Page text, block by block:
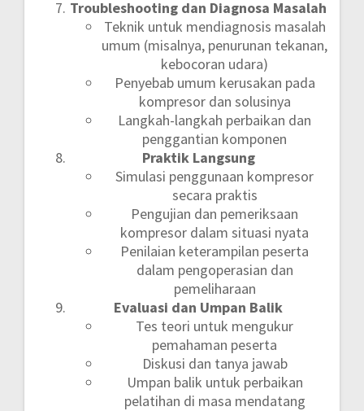
Troubleshooting dan Diagnosa Masalah
Teknik untuk mendiagnosis masalah
umum (misalnya, penurunan tekanan,
kebocoran udara)
Penyebab umum kerusakan pada
kompresor dan solusinya
Langkah-langkah perbaikan dan
penggantian komponen
Praktik Langsung
Simulasi penggunaan kompresor
secara praktis
Pengujian dan pemeriksaan
kompresor dalam situasi nyata
Penilaian keterampilan peserta
dalam pengoperasian dan
pemeliharaan
Evaluasi dan Umpan Balik
Tes teori untuk mengukur
pemahaman peserta
Diskusi dan tanya jawab
Umpan balik untuk perbaikan
pelatihan di masa mendatang